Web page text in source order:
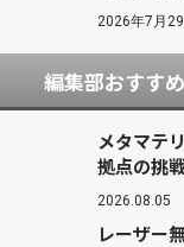
2026年7月29
編集部おすすめ
メタマテ
拠点の挑
2026.08.05
レーザー